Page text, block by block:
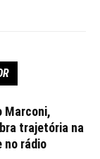
Marconi,
trajetória na
no rádio